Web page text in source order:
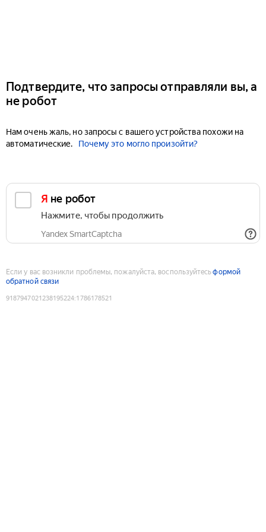
Подтвердите, что запросы отправляли вы, а
не робот
Нам очень жаль, но запросы с вашего устройства похожи на
автоматические.
Почему это могло произойти?
Я не робот
Нажмите, чтобы продолжить
Yandex SmartCaptcha
Если у вас возникли проблемы, пожалуйста, воспользуйтесьформой
обратной связи
9187947021238195224:1786178521